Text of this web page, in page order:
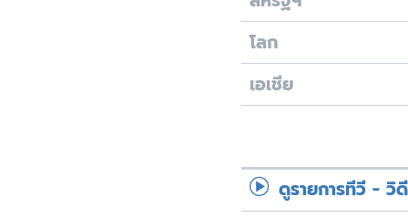
โลก
เอเชีย
ดูรายการทีวี - วิ